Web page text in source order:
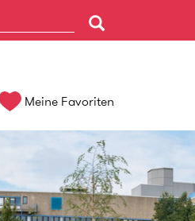
Meine Favoriten